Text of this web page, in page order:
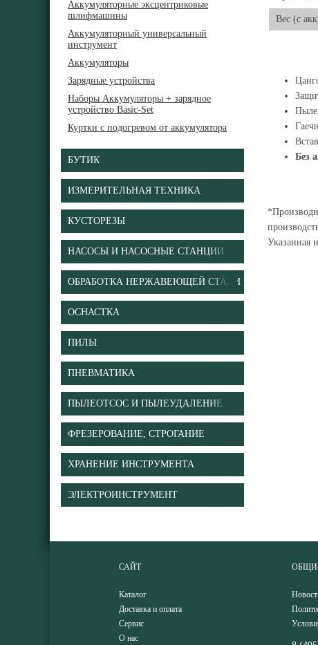
Аккумуляторные эксцентриковые
шлифмашины
Аккумуляторный универсальный
инструмент
Аккумуляторы
Зарядные устройства
Наборы Аккумуляторы + зарядное
устройство Basic-Set
Куртки с подогревом от аккумулятора
БУТИК
ИЗМЕРИТЕЛЬНАЯ ТЕХНИКА
КУСТОРЕЗЫ
НАСОСЫ И НАСОСНЫЕ СТАНЦИИ
ОБРАБОТКА НЕРЖАВЕЮЩЕЙ СТАЛИ
ОСНАСТКА
ПИЛЫ
ПНЕВМАТИКА
ПЫЛЕОТСОС И ПЫЛЕУДАЛЕНИЕ
ФРЕЗЕРОВАНИЕ, СТРОГАНИЕ
ХРАНЕНИЕ ИНСТРУМЕНТА
ЭЛЕКТРОИНСТРУМЕНТ
Вес (с
Без
Указанная
САЙТ
Каталог
Доставка и оплата
Сервис
О нас